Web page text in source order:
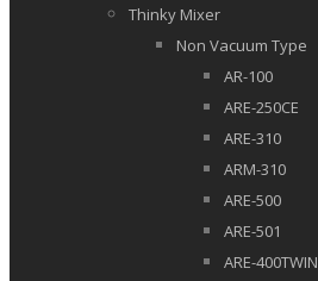
Thinky Mixer
Non Vacuum Type
AR-100
ARE-250CE
ARE-310
ARM-310
ARE-500
ARE-501
ARE-400TWIN